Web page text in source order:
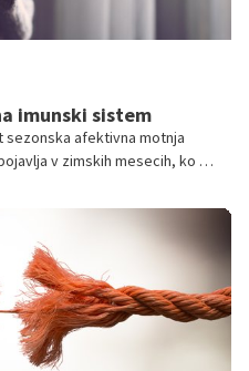
imunski sistem
sezonska afektivna motnja
v zimskih mesecih, ko je
in energijo, ampak ima tudi
zlasti za imunski sistem.
za ohranjanje zdravja v